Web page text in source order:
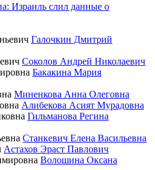
Израиль слил данные о
Галочкин Дмитрий
Соколов Андрей Николаевич
Бакакина Мария
Миненкова Анна Олеговна
Алибекова Асият Мурадовна
Гильманова Регина
Станкевич Елена Васильевна
Астахов Эраст Павлович
Волошина Оксана